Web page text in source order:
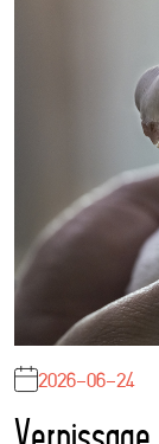
2026-06-24